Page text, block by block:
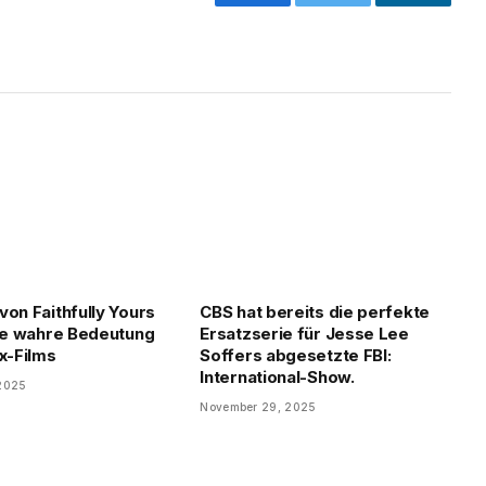
Facebook Twitter LinkedIn
Faithfully Yours
wahre Bedeutung
Films
CBS hat bereits die perfekte
Ersatzserie für Jesse Lee
Soffers abgesetzte FBI:
International-Show.
November 29, 2025